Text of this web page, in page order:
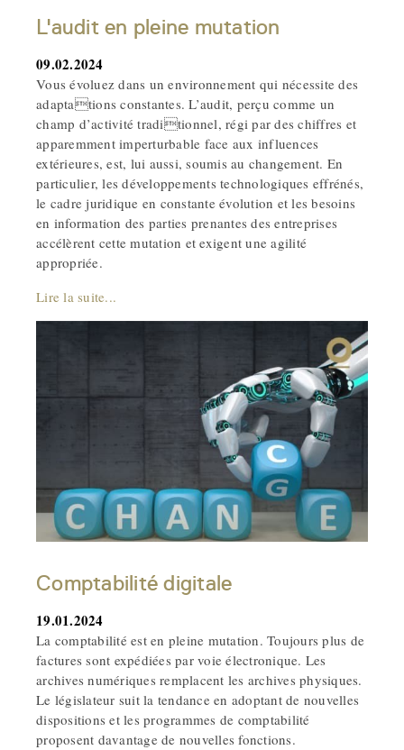
L'audit en pleine mutation
09.02.2024
Vous évoluez dans un environnement qui nécessite des
adaptations constantes. L’audit, perçu comme un
champ d’activité traditionnel, régi par des chiffres et
apparemment imperturbable face aux influences
extérieures, est, lui aussi, soumis au changement. En
particulier, les développements technologiques effrénés,
le cadre juridique en constante évolution et les besoins
en information des parties prenantes des entreprises
accélèrent cette mutation et exigent une agilité
appropriée.
Lire la suite...
Comptabilité digitale
19.01.2024
La comptabilité est en pleine mutation. Toujours plus de
factures sont expédiées par voie électronique. Les
archives numériques remplacent les archives physiques.
Le législateur suit la tendance en adoptant de nouvelles
dispositions et les programmes de comptabilité
proposent davantage de nouvelles fonctions.